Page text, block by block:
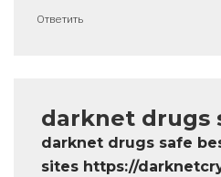
Ответить
darknet drugs
darknet drugs safe
sites https://